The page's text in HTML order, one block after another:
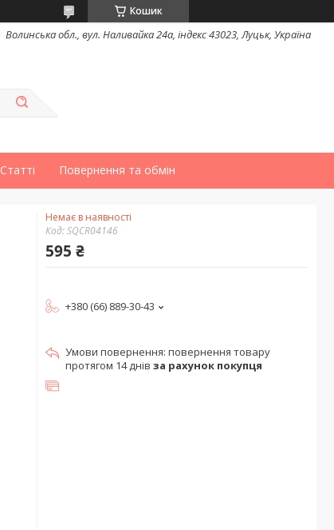
Кошик
Волинська обл., вул. Наливайка 24а, індекс 43023, Луцьк, Україна
Статті Повернення та обмін
Немає в наявності
Код:SQCR04146
595 ₴
+380 (66) 889-30-43
повернення товару
протягом 14 днів за рахунок покупця